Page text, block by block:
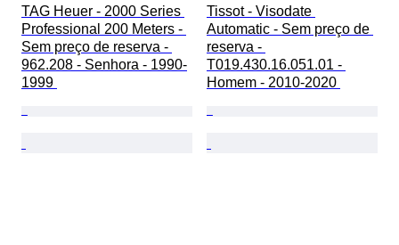
TAG Heuer - 2000 Series
Professional 200 Meters -
Sem preço de reserva -
962.208 - Senhora - 1990-
1999
Tissot - Visodate
Automatic - Sem preço de
reserva -
T019.430.16.051.01 -
Homem - 2010-2020